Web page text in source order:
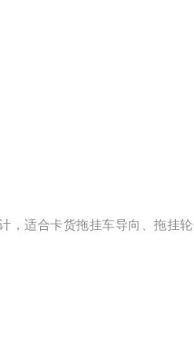
适合卡货拖挂车导向、拖挂轮